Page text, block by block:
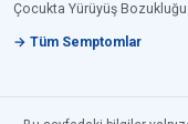
Çocukta Yürüyüş Bozukluğu
→ Tüm Semptomlar